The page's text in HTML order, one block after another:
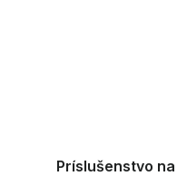
Príslušenstvo